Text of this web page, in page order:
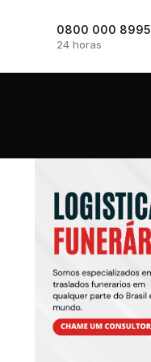
0800 000 8995
24 horas